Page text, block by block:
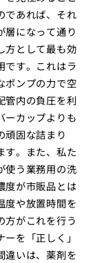
であれば、それ
層になって通り
方として最も効
です。これはラ
ポンプの力で空
管内の負圧を利
ーカップよりも
頑固な詰まり
す。また、私た
使う業務用の洗
度が市販品とは
度や放置時間を
方がこれを行う
を「正しく」
違いは、薬剤を